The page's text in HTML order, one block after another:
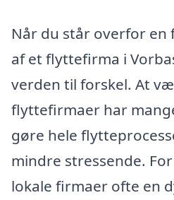
Når du står overfor en
af et flyttefirma i
verden til forskel. At
flyttefirmaer har
gøre hele
mindre stressende.
lokale firmaer ofte en